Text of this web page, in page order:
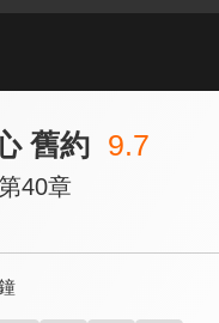
舊約 9.7
40章